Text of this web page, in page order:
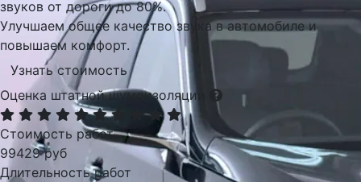
звуков от дороги до 80%.
Улучшаем общее качество звука в автомобиле и
повышаем комфорт.
Узнать стоимость
Оценка штатной шумоизоляции
Стоимость работ
99429 руб
Длительность работ